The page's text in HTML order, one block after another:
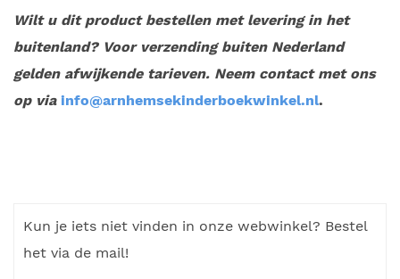
Wilt u dit product bestellen met levering in het
buitenland? Voor verzending buiten Nederland
gelden afwijkende tarieven. Neem contact met ons
op via info@arnhemsekinderboekwinkel.nl.
Kun je iets niet vinden in onze webwinkel? Bestel
het via de mail!